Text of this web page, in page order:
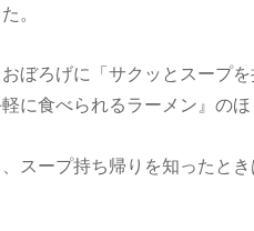
。
ぼろげに「サクッとスープ
に食べられるラーメン』の
スープ持ち帰りを知ったと